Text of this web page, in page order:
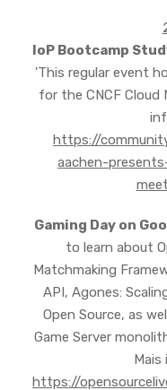
IoP Bootcamp
'This regular event
for the CNCF Cloud
https://
aachen-
Gaming Day on
to learn about
Matchmaking
API, Agones:
Open Source, as
Game Server
Mais
https://